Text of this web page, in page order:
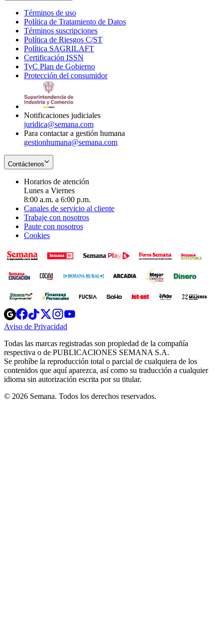
Términos de uso
in
new
window
Política de Tratamiento de Datos
Términos suscripciones
in
Política de Riesgos C/ST
Política SAGRILAFT
new
window
Certificación ISSN
in
new
TyC Plan de Gobierno
in
Protección del consumidorOpens
Notificaciones judiciales
juridica@semana.com
Para contactar a gestión humana
gestionhumana@semana.com
Contáctenos
Horarios de atención
Lunes a Viernes
8:00 a.m. a 6:00 p.m.
Canales de servicio al cliente
Trabaje con nosotros
Paute con nosotros
Cookies
Opens
in
new
Opens
in
new
Opens
in
new
window
Opens
new
windowwindow
Aviso de Privacidad
new
window
Todas las marcas registradas son propiedad de la compañía
respectiva o de PUBLICACIONES SEMANA S.A.
Se prohíbe la reproducción total o parcial de cualquiera de los
contenidos que aquí aparezca, así como su traducción a cualquier
idioma sin autorización escrita por su titular.
© 2026 Semana. Todos los derechos reservados.